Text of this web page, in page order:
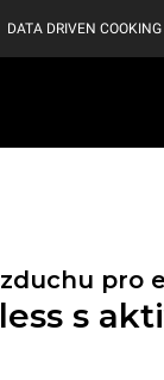
DATA DRIVEN COOKING
pro
s